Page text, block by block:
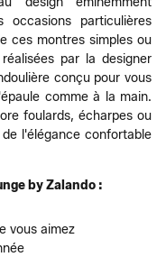
occasions particulières
ces montres simples ou
par la designer
conçu pour vous
comme à la main.
foulards, écharpes ou
l'élégance confortable
by Zalando :
vous aimez